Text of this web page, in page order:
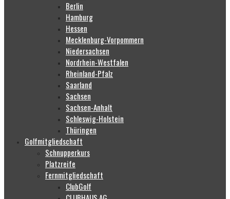
Berlin
Hamburg
Hessen
Mecklenburg-Vorpommern
Niedersachsen
Nordrhein-Westfalen
Rheinland-Pfalz
Saarland
Sachsen
Sachsen-Anhalt
Schleswig-Holstein
Thüringen
Golfmitgliedschaft
Schnupperkurs
Platzreife
Fernmitgliedschaft
ClubGolf